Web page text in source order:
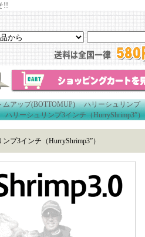
!!
ムアップ(BOTTOMUP) ハリーシュリンプ
リーシュリンプ3インチ（HurryShrimp3”）
3インチ（HurryShrimp3”）